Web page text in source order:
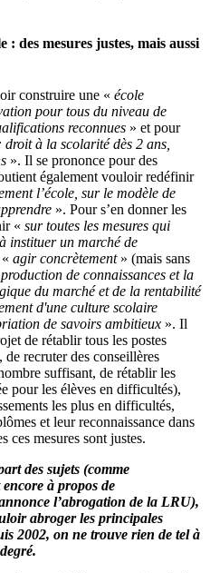
: des mesures justes, mais aussi
construire une « école
pour tous du niveau de
reconnues » et pour
droit à la scolarité dès 2 ans,
». Il se prononce pour des
également vouloir redéfinir
l’école, sur le modèle de
». Pour s’en donner les
« sur toutes les mesures qui
instituer un marché de
agir concrètement » (mais sans
de connaissances et la
du marché et de la rentabilité
d'une culture scolaire
de savoirs ambitieux ». Il
de rétablir tous les postes
recruter des conseillères
suffisant, de rétablir les
pour les élèves en difficultés),
les plus en difficultés,
et leur reconnaissance dans
ces mesures sont justes.
des sujets (comme
à propos de
l’abrogation de la LRU),
abroger les principales
2002, on ne trouve rien de tel à